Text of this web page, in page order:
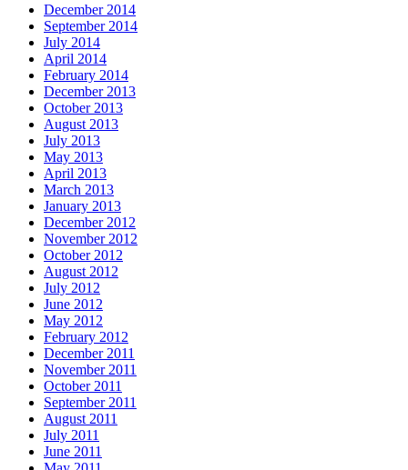
December 2014
September 2014
July 2014
April 2014
February 2014
December 2013
October 2013
August 2013
July 2013
May 2013
April 2013
March 2013
January 2013
December 2012
November 2012
October 2012
August 2012
July 2012
June 2012
May 2012
February 2012
December 2011
November 2011
October 2011
September 2011
August 2011
July 2011
June 2011